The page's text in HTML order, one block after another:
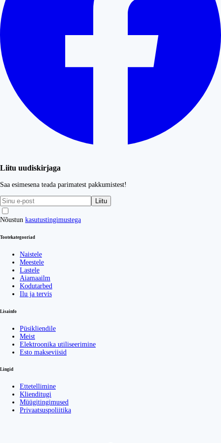
Liitu uudiskirjaga
Saa esimesena teada parimatest pakkumistest!
Liitu
Nõustun kasutustingimustega
Tootekategooriad
Naistele
Meestele
Lastele
Aiamaailm
Kodutarbed
Ilu ja tervis
Lisainfo
Püsikliendile
Meist
Elektroonika utiliseerimine
Esto makseviisid
Lingid
Ettetellimine
Klienditugi
Müügitingimused
Privaatsuspoliitika